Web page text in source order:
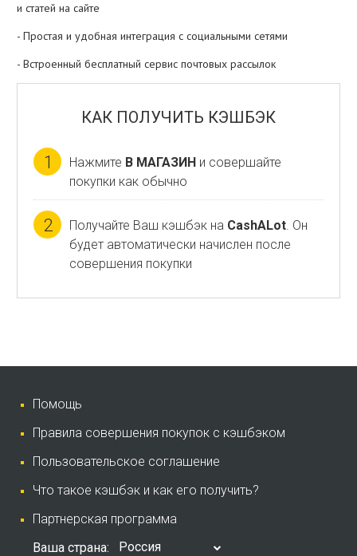
и статей на сайте
- Простая и удобная интеграция с социальными сетями
- Встроенный бесплатный сервис почтовых рассылок
КАК ПОЛУЧИТЬ КЭШБЭК
1 Нажмите В МАГАЗИН и совершайте
покупки как обычно
2 Получайте Ваш кэшбэк на CashALot. Он
будет автоматически начислен после
совершения покупки
Помощь
Правила совершения покупок с кэшбэком
Пользовательское соглашение
Что такое кэшбэк и как его получить?
Партнерская программа
Ваша страна:
Россия